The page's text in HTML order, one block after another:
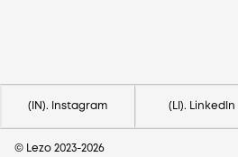
(IN). Instagram (LI). LinkedIn
© Lezo 2023-2026